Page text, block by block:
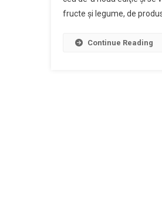
fructe şi legume, de
Continue Reading